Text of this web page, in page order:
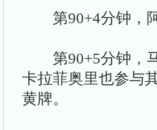
第90+4分钟，阿
第90+5分钟，马
卡拉菲奥里也参与
黄牌。